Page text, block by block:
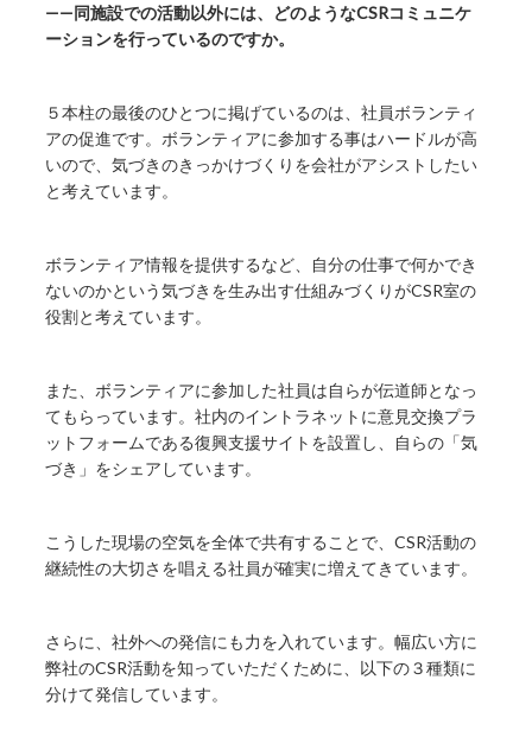
——同施設での活動以外には、どのようなCSRコミュニケ
ーションを行っているのですか。
５本柱の最後のひとつに掲げているのは、社員ボランティ
アの促進です。ボランティアに参加する事はハードルが高
いので、気づきのきっかけづくりを会社がアシストしたい
と考えています。
ボランティア情報を提供するなど、自分の仕事で何かでき
ないのかという気づきを生み出す仕組みづくりがCSR室の
役割と考えています。
また、ボランティアに参加した社員は自らが伝道師となっ
てもらっています。社内のイントラネットに意見交換プラ
ットフォームである復興支援サイトを設置し、自らの「気
づき」をシェアしています。
こうした現場の空気を全体で共有することで、CSR活動の
継続性の大切さを唱える社員が確実に増えてきています。
さらに、社外への発信にも力を入れています。幅広い方に
弊社のCSR活動を知っていただくために、以下の３種類に
分けて発信しています。